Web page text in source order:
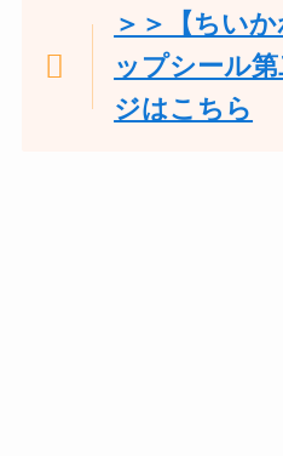
＞＞【ちい
ップシール
ジはこちら